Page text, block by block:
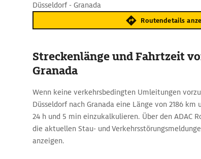
Düsseldorf - Granada
Routendetails
Streckenlänge und Fahrtzeit
Granada
Wenn keine verkehrsbedingten Umleitungen
Düsseldorf nach Granada eine Länge von 2186
24 h und 5 min einzukalkulieren. Über den ADAC
die aktuellen Stau- und
anzeigen.